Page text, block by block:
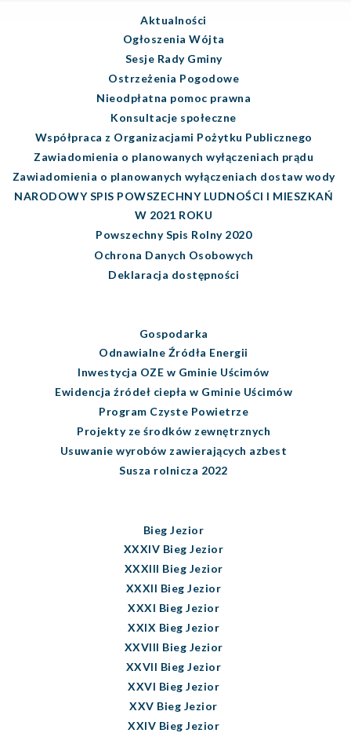
Aktualności
Ogłoszenia Wójta
Sesje Rady Gminy
Ostrzeżenia Pogodowe
Nieodpłatna pomoc prawna
Konsultacje społeczne
Współpraca z Organizacjami Pożytku Publicznego
Zawiadomienia o planowanych wyłączeniach prądu
Zawiadomienia o planowanych wyłączeniach dostaw wody
NARODOWY SPIS POWSZECHNY LUDNOŚCI I MIESZKAŃ
W 2021 ROKU
Powszechny Spis Rolny 2020
Ochrona Danych Osobowych
Deklaracja dostępności
Gospodarka
Odnawialne Źródła Energii
Inwestycja OZE w Gminie Uścimów
Ewidencja źródeł ciepła w Gminie Uścimów
Program Czyste Powietrze
Projekty ze środków zewnętrznych
Usuwanie wyrobów zawierających azbest
Susza rolnicza 2022
Bieg Jezior
XXXIV Bieg Jezior
XXXIII Bieg Jezior
XXXII Bieg Jezior
XXXI Bieg Jezior
XXIX Bieg Jezior
XXVIII Bieg Jezior
XXVII Bieg Jezior
XXVI Bieg Jezior
XXV Bieg Jezior
XXIV Bieg Jezior